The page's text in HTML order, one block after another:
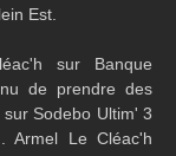
Est.
sur Banque
de prendre des
Sodebo Ultim' 3
Armel Le Cléac'h